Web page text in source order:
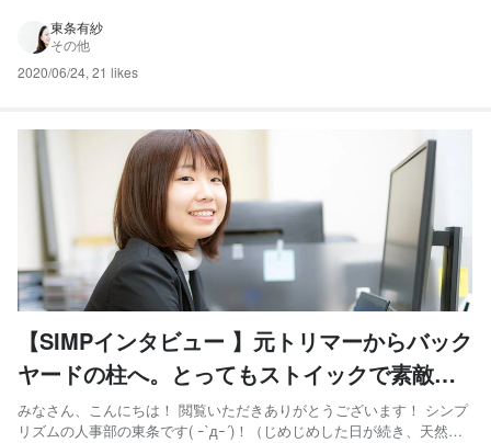
の紹介です！！ 実は、シンプリズムが初めて採用を開始した際に、一
番最初入社したのが松井さんなのです！ シン...
東条有紗
その他
2020/06/24,21 likes
【SIMPインタビュー 】元トリマーからバック
ヤードの柱へ。とってもストイックで素敵女
子の紹介です♪
みなさん、こんにちは！ 閲覧いただきありがとうございます！ シンプ
リズムの人事部の東条です( ｰ`дｰ´)！（じめじめした日が続き、天然パ